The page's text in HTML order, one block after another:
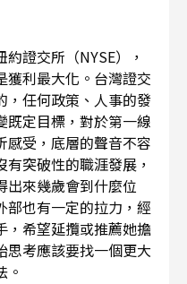
證交所（NYSE），
獲利最大化。台灣證交
，任何政策、人事的發
既定目標，對於第一線
感受，底層的聲音不容
突破性的職涯發展，
出來幾歲會到什麼位
部也有一定的拉力，經
，希望延攬或推薦她擔
思考應該要找一個更大
。